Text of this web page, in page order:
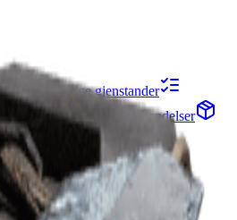
Nødvendige gjenstander
Lag
Karthendelser
Ferdighetstre